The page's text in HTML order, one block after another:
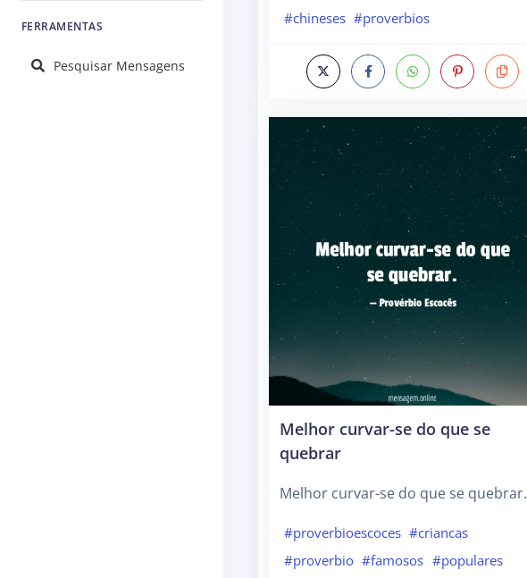
FERRAMENTAS
Pesquisar Mensagens
#chineses #proverbios
Melhor curvar-se do que se
quebrar
Melhor curvar-se do que se quebrar.
#proverbioescoces #criancas
#proverbio #famosos #populares